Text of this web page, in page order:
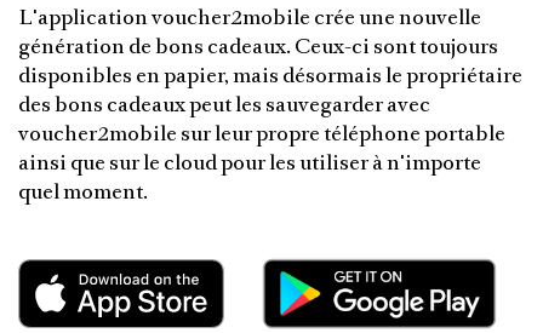
L'application voucher2mobile crée une nouvelle
génération de bons cadeaux. Ceux-ci sont toujours
disponibles en papier, mais désormais le propriétaire
des bons cadeaux peut les sauvegarder avec
voucher2mobile sur leur propre téléphone portable
ainsi que sur le cloud pour les utiliser à n'importe
quel moment.